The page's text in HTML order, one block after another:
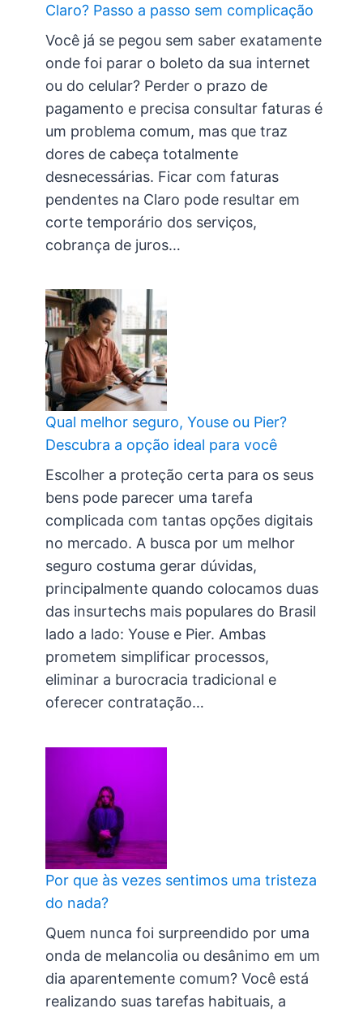
Claro? Passo a passo sem complicação
Você já se pegou sem saber exatamente
onde foi parar o boleto da sua internet
ou do celular? Perder o prazo de
pagamento e precisa consultar faturas é
um problema comum, mas que traz
dores de cabeça totalmente
desnecessárias. Ficar com faturas
pendentes na Claro pode resultar em
corte temporário dos serviços,
cobrança de juros…
Qual melhor seguro, Youse ou Pier?
Descubra a opção ideal para você
Escolher a proteção certa para os seus
bens pode parecer uma tarefa
complicada com tantas opções digitais
no mercado. A busca por um melhor
seguro costuma gerar dúvidas,
principalmente quando colocamos duas
das insurtechs mais populares do Brasil
lado a lado: Youse e Pier. Ambas
prometem simplificar processos,
eliminar a burocracia tradicional e
oferecer contratação…
Por que às vezes sentimos uma tristeza
do nada?
Quem nunca foi surpreendido por uma
onda de melancolia ou desânimo em um
dia aparentemente comum? Você está
realizando suas tarefas habituais, a